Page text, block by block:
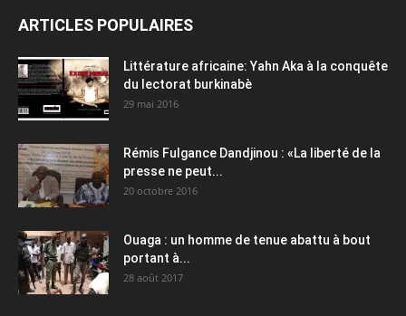
ARTICLES POPULAIRES
Littérature africaine: Yahn Aka à la conquête
du lectorat burkinabè
29 mai 2016
Rémis Fulgance Dandjinou : «La liberté de la
presse ne peut...
20 octobre 2016
Ouaga : un homme de tenue abattu à bout
portant à...
28 août 2017